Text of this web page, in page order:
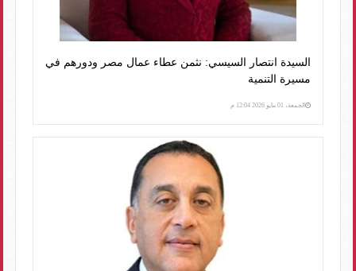
السيدة انتصار السيسي: نثمن عطاء عمال مصر ودورهم في
مسيرة التنمية
الجمعة، 01 مايو 2026 12:04 م